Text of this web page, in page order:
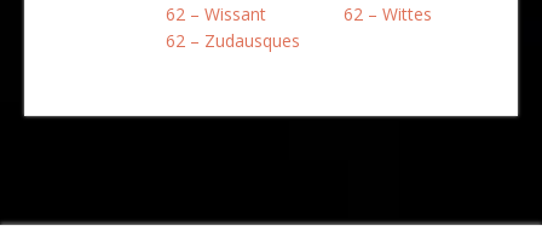
62 – Wissant
62 – Wittes
62 – Zudausques